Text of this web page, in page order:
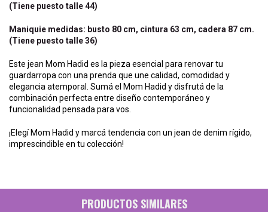
(Tiene puesto talle 44)
Maniquie medidas: busto 80 cm, cintura 63 cm, cadera 87 cm.
(Tiene puesto talle 36)
Este jean Mom Hadid es la pieza esencial para renovar tu
guardarropa con una prenda que une calidad, comodidad y
elegancia atemporal. Sumá el Mom Hadid y disfrutá de la
combinación perfecta entre diseño contemporáneo y
funcionalidad pensada para vos.
¡Elegí Mom Hadid y marcá tendencia con un jean de denim rígido,
imprescindible en tu colección!
PRODUCTOS SIMILARES